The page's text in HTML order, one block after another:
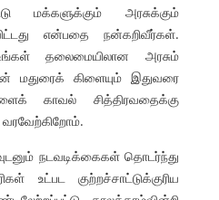
மக்களுக்கும் அரசுக்கும்
என்பதை நன்கறிவீர்கள்.
தலைமையிலான அரசும்
மதுரைக் கிளையும் இதுவரை
காவல் சித்திரவதைக்கு
வரவேற்கிறோம்.
நடவடிக்கைகள் தொடர்ந்து
உட்பட குற்றச்சாட்டுக்குரிய